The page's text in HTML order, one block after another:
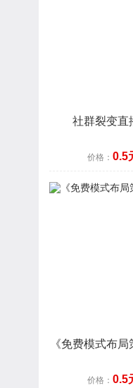
社群裂变直
价格： 0.5
《免费模式布
价格： 0.5